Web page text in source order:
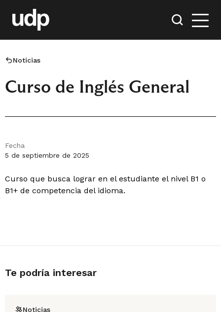
Noticias
Curso de Inglés General
Fecha
5 de septiembre de 2025
Curso que busca lograr en el estudiante el nivel B1 o
B1+ de competencia del idioma.
Te podría interesar
Noticias